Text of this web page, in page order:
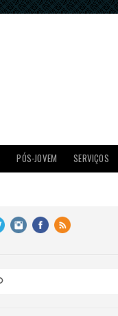
PÓS-JOVEM SERVIÇOS